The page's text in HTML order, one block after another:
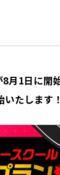
月1日に開
たします